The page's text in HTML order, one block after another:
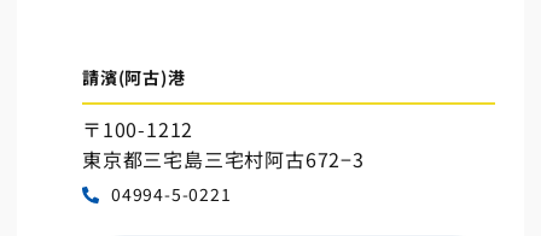
請濱(阿古)港
〒100-1212
東京都三宅島三宅村阿古672−3
04994-5-0221